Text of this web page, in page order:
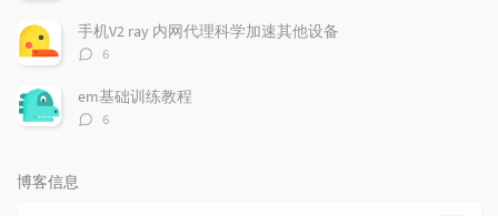
数：
手机V2 ray 内网代理科学加速其他设备
评
数：
6
em基础训练教程
评
6
博客信息